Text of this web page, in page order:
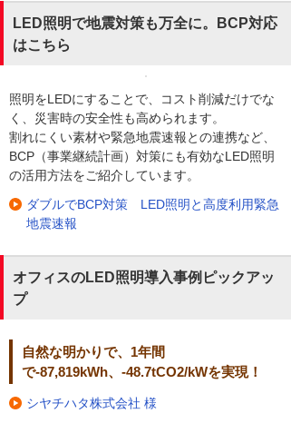
LED照明で地震対策も万全に。BCP対応
はこちら
照明をLEDにすることで、コスト削減だけでな
く、災害時の安全性も高められます。
割れにくい素材や緊急地震速報との連携など、
BCP（事業継続計画）対策にも有効なLED照明
の活用方法をご紹介しています。
ダブルでBCP対策 LED照明と高度利用緊急
地震速報
オフィスのLED照明導入事例ピックアッ
プ
自然な明かりで、1年間
で-87,819kWh、-48.7tCO2/kWを実現！
シヤチハタ株式会社 様